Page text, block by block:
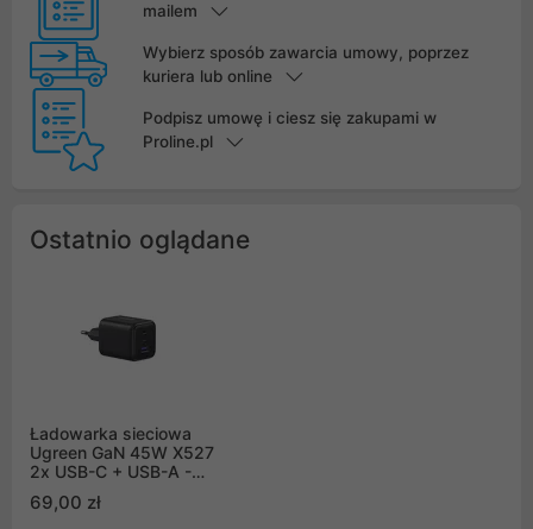
mailem
Wybierz sposób zawarcia umowy, poprzez
kuriera lub online
Podpisz umowę i ciesz się zakupami w
Proline.pl
Ostatnio oglądane
Ładowarka sieciowa
Ugreen GaN 45W X527
2x USB-C + USB-A -
69,00 zł